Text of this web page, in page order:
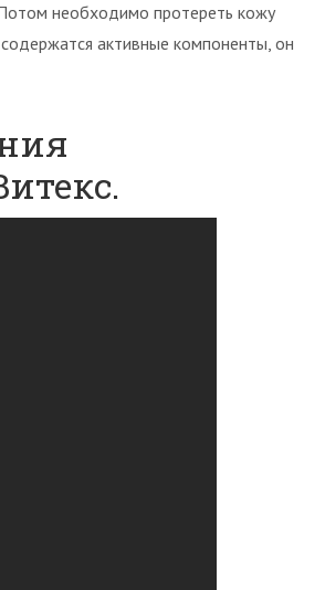
необходимо протереть кожу
активные компоненты, он